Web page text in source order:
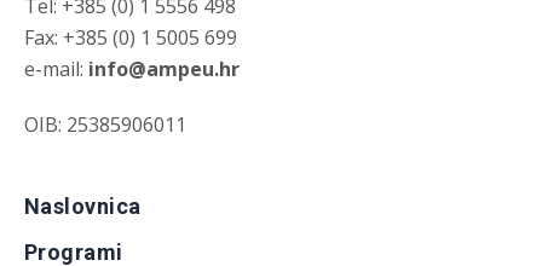
Tel: +385 (0) 1 5556 498
Fax: +385 (0) 1 5005 699
e-mail: info@ampeu.hr
OIB: 25385906011
Naslovnica
Programi